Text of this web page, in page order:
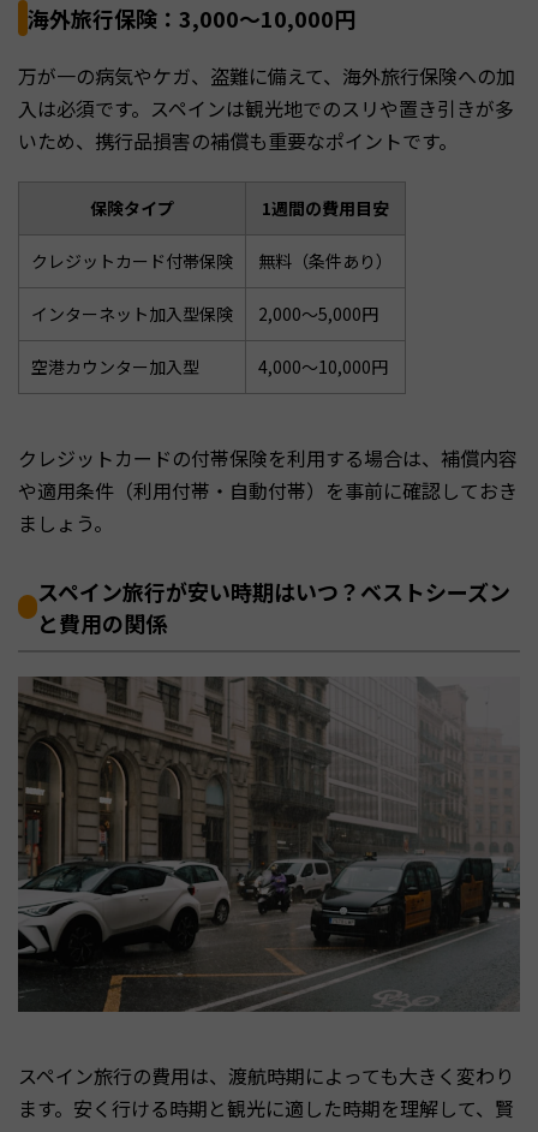
海外旅行保険：3,000〜10,000円
万が一の病気やケガ、盗難に備えて、海外旅行保険への加
入は必須です。スペインは観光地でのスリや置き引きが多
いため、携行品損害の補償も重要なポイントです。
保険タイプ 1週間の費用目安
クレジットカード付帯保険 無料（条件あり）
インターネット加入型保険 2,000〜5,000円
空港カウンター加入型 4,000〜10,000円
クレジットカードの付帯保険を利用する場合は、補償内容
や適用条件（利用付帯・自動付帯）を事前に確認しておき
ましょう。
スペイン旅行が安い時期はいつ？ベストシーズン
と費用の関係
スペイン旅行の費用は、渡航時期によっても大きく変わり
ます。安く行ける時期と観光に適した時期を理解して、賢